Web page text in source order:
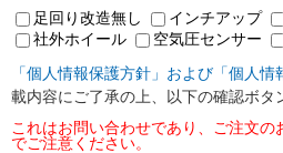
足回り改造無し インチアップ
社外ホイール
空気圧センサー
「個人情報保護方針」および「個人情
載内容にご了承の上、以下の確認ボタ
これはお問い合わせであり、ご注文
でご注意ください。